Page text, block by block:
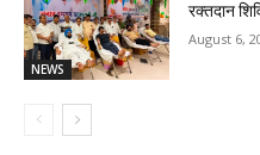
NEWS
रक्तदान
August 6,